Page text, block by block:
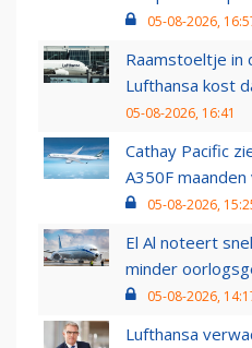
05-08-2026,
Raamstoeltje in
Lufthansa kost
05-08-2026, 16:41
Cathay Pacific
A350F
05-08-2026,
El Al noteert
minder
05-08-2026,
Lufthansa